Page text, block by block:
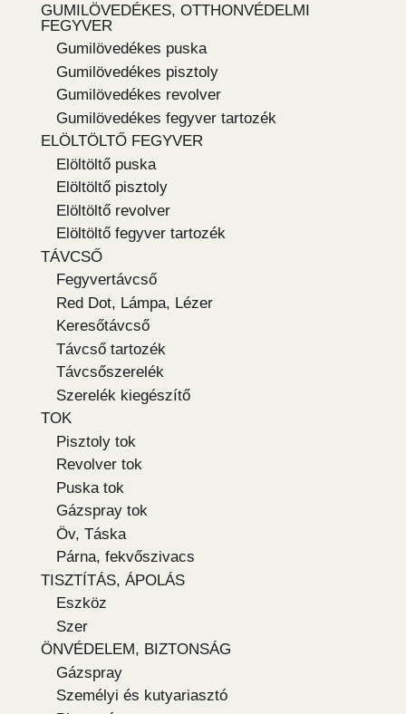
GUMILÖVEDÉKES, OTTHONVÉDELMI
FEGYVER
Gumilövedékes puska
Gumilövedékes pisztoly
Gumilövedékes revolver
Gumilövedékes fegyver tartozék
ELÖLTÖLTŐ FEGYVER
Elöltöltő puska
Elöltöltő pisztoly
Elöltöltő revolver
Elöltöltő fegyver tartozék
TÁVCSŐ
Fegyvertávcső
Red Dot, Lámpa, Lézer
Keresőtávcső
Távcső tartozék
Távcsőszerelék
Szerelék kiegészítő
TOK
Pisztoly tok
Revolver tok
Puska tok
Gázspray tok
Öv, Táska
Párna, fekvőszivacs
TISZTÍTÁS, ÁPOLÁS
Eszköz
Szer
ÖNVÉDELEM, BIZTONSÁG
Gázspray
Személyi és kutyariasztó